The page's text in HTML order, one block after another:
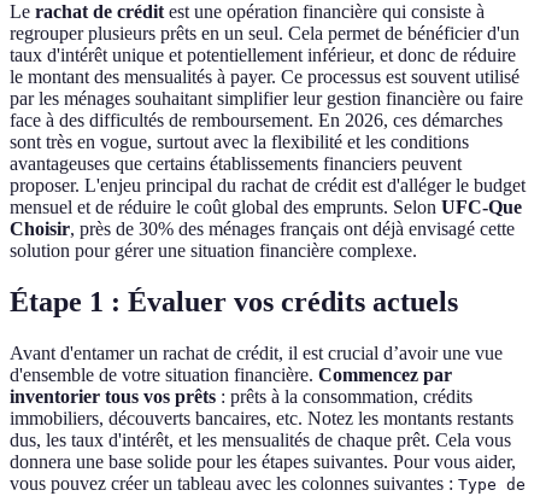
Le rachat de créditest une opération financière qui consiste à
regrouper plusieurs prêts en un seul. Cela permet de bénéficier d'un
taux d'intérêt unique et potentiellement inférieur, et donc de réduire
le montant des mensualités à payer. Ce processus est souvent utilisé
par les ménages souhaitant simplifier leur gestion financière ou faire
face à des difficultés de remboursement. En 2026, ces démarches
sont très en vogue, surtout avec la flexibilité et les conditions
avantageuses que certains établissements financiers peuvent
proposer. L'enjeu principal du rachat de crédit est d'alléger le budget
mensuel et de réduire le coût global des emprunts. Selon UFC-Que
Choisir, près de 30% des ménages français ont déjà envisagé cette
solution pour gérer une situation financière complexe.
Étape 1 : Évaluer vos crédits actuels
Avant d'entamer un rachat de crédit, il est crucial d’avoir une vue
d'ensemble de votre situation financière. Commencez par
inventorier tous vos prêts : prêts à la consommation, crédits
immobiliers, découverts bancaires, etc. Notez les montants restants
dus, les taux d'intérêt, et les mensualités de chaque prêt. Cela vous
donnera une base solide pour les étapes suivantes. Pour vous aider,
vous pouvez créer un tableau avec les colonnes suivantes : Type de